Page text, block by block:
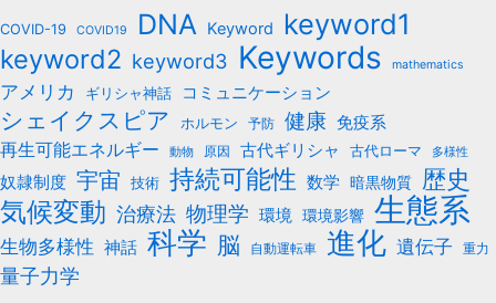
COVID-19 COVID19 DNA Keyword keyword1
keyword2 keyword3 Keywords mathematics
アメリカ ギリシャ神話 コミュニケーション
シェイクスピア ホルモン 予防 健康 免疫系
再生可能エネルギー
動物 原因 古代ギリシャ 古代ローマ 多様性
奴隷制度 宇宙 技術 持続可能性 数学 暗黒物質 歴史
気候変動 治療法 物理学 環境 環境影響 生態系
生物多様性 神話 科学 脳 自動運転車 進化 遺伝子 重力
量子力学